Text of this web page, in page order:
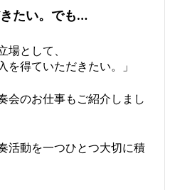
たい。でも…
として、
を得ていただきたい。」
会のお仕事もご紹介しまし
活動を一つひとつ大切に積